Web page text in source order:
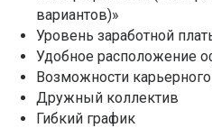
вариантов)»
Уровень заработной
Удобное расположение
Возможности карьерного
Дружный коллектив
Гибкий график